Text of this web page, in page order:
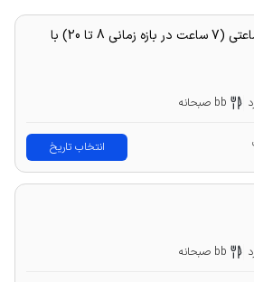
اتاق یک تخته دلوکس ساعتی (7 ساعت در بازه زمانی 8 تا 20) با
bb صبحانه
انتخاب تاریخ
bb صبحانه